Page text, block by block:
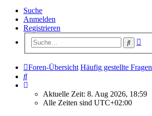
Suche
Anmelden
Registrieren
Suche
Foren-Übersicht Häufig gestellte Fragen
Suche
Aktuelle Zeit: 8. Aug 2026, 18:59
Alle Zeiten sind UTC+02:00